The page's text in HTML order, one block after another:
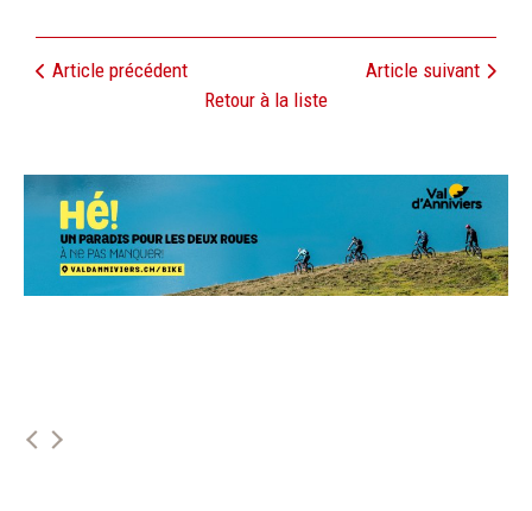
Article précédent
Article suivant
Retour à la liste